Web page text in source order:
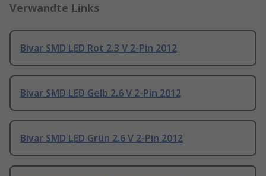
Verwandte Links
Bivar SMD LED Rot 2.3 V 2-Pin 2012
Bivar SMD LED Gelb 2.6 V 2-Pin 2012
Bivar SMD LED Grün 2.6 V 2-Pin 2012